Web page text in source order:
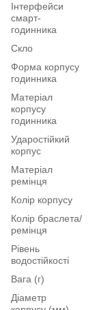
Інтерфейси
смарт-
годинника
Скло
Форма корпусу
годинника
Матеріал
корпусу
годинника
Ударостійкий
корпус
Матеріал
ремінця
Колір корпусу
Колір браслета/
ремінця
Рівень
водостійкості
Вага (г)
Діаметр